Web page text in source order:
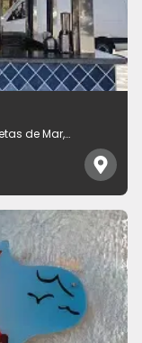
de Mar,